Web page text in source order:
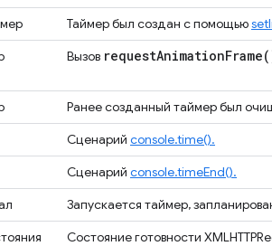
Таймер был создан с помощью
Вызов requestAnimationFrame(
Ранее созданный таймер был
Сценарий console.time().
Сценарий console.timeEnd().
Запускается таймер,
Состояние готовности